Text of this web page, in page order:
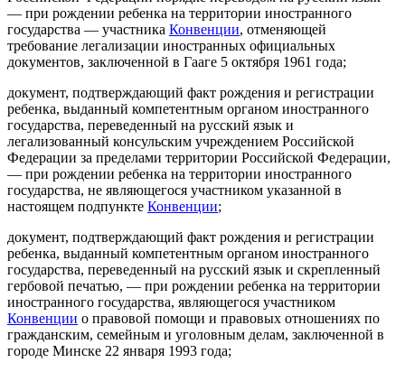
— при рождении ребенка на территории иностранного
государства — участника Конвенции, отменяющей
требование легализации иностранных официальных
документов, заключенной в Гааге 5 октября 1961 года;
документ, подтверждающий факт рождения и регистрации
ребенка, выданный компетентным органом иностранного
государства, переведенный на русский язык и
легализованный консульским учреждением Российской
Федерации за пределами территории Российской Федерации,
— при рождении ребенка на территории иностранного
государства, не являющегося участником указанной в
настоящем подпункте Конвенции;
документ, подтверждающий факт рождения и регистрации
ребенка, выданный компетентным органом иностранного
государства, переведенный на русский язык и скрепленный
гербовой печатью, — при рождении ребенка на территории
иностранного государства, являющегося участником
Конвенции о правовой помощи и правовых отношениях по
гражданским, семейным и уголовным делам, заключенной в
городе Минске 22 января 1993 года;